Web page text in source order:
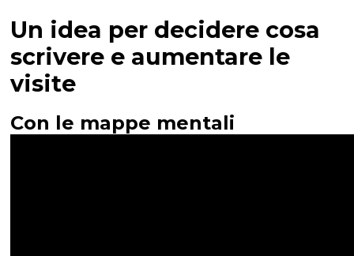
Un idea per decidere cosa
scrivere e aumentare le
visite
Con le mappe mentali